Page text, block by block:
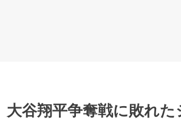
大谷翔平争奪戦に敗れ